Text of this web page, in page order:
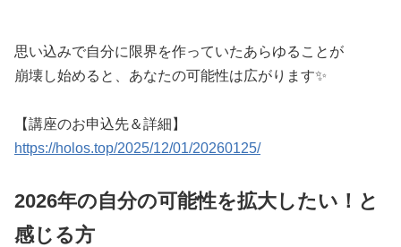
思い込みで自分に限界を作っていたあらゆることが
崩壊し始めると、あなたの可能性は広がります✨
【講座のお申込先＆詳細】
https://holos.top/2025/12/01/20260125/
2026年の自分の可能性を拡大したい！と
感じる方